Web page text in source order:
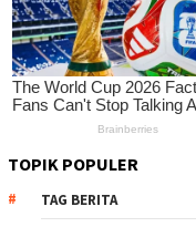
TOPIK POPULER
TAG BERITA